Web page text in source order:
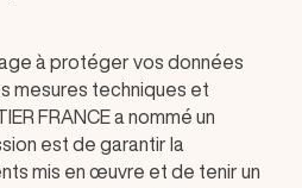
à protéger vos données
mesures techniques et
FRANCE a nommé un
est de garantir la
mis en œuvre et de tenir un